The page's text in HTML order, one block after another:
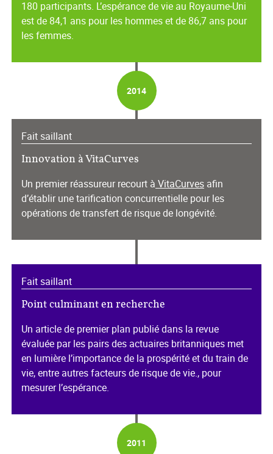
180 participants. L’espérance de vie au Royaume‑Uni
est de 84,1 ans pour les hommes et de 86,7 ans pour
les femmes.
2014
Fait saillant
Innovation à VitaCurves
Un premier réassureur recourt à VitaCurves afin
d’établir une tarification concurrentielle pour les
opérations de transfert de risque de longévité.
Fait saillant
Point culminant en recherche
Un article de premier plan publié dans la revue
évaluée par les pairs des actuaires britanniques met
en lumière l’importance de la prospérité et du train de
vie, entre autres facteurs de risque de vie., pour
mesurer l’espérance.
2011